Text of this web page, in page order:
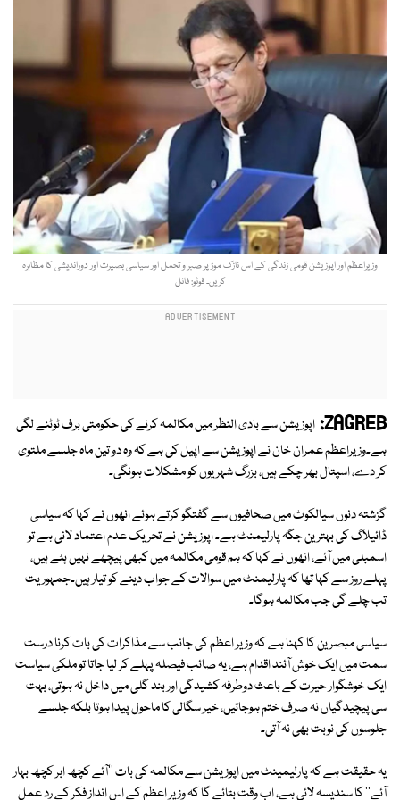
وزیراعظم اور اپوزیشن قومی زندگی کے اس نازک موڑ پر صبر و تحمل اور سیاسی بصیرت اور دوراندیشی کا مظاہرہ
کریں۔ فوٹو: فائل
ZAGREB: اپوزیشن سے بادی النظر میں مکالمہ کرنے کی حکومتی برف ٹوٹنے لگی
ہے۔وزیراعظم عمران خان نے اپوزیشن سے اپیل کی ہے کہ وہ دو تین ماہ جلسے ملتوی
کر دے، اسپتال بھر چکے ہیں، بزرگ شہریوں کو مشکلات ہونگی۔
گزشتہ دنوں سیالکوٹ میں صحافیوں سے گفتگو کرتے ہوئے انھوں نے کہا کہ سیاسی
ڈائیلاگ کی بہترین جگہ پارلیمنٹ ہے۔ اپوزیشن نے تحریک عدم اعتماد لانی ہے تو
اسمبلی میں آئے، انھوں نے کہا کہ ہم قومی مکالمہ میں کبھی پیچھے نہیں ہٹے ہیں،
پہلے روز سے کہا تھا کہ پارلیمنٹ میں سوالات کے جواب دینے کو تیار ہیں۔جمہوریت
تب چلے گی جب مکالمہ ہوگا۔
سیاسی مبصرین کا کہنا ہے کہ وزیر اعظم کی جانب سے مذاکرات کی بات کرنا درست
سمت میں ایک خوش آئند اقدام ہے، یہ صائب فیصلہ پہلے کر لیا جاتا تو ملکی سیاست
ایک خوشگوار حیرت کے باعث دوطرفہ کشیدگی اور بند گلی میں داخل نہ ہوتی، بہت
سی پیچیدگیاں نہ صرف ختم ہوجاتیں، خیر سگالی کا ماحول پیدا ہوتا بلکہ جلسے
جلوسوں کی نوبت بھی نہ آتی۔
یہ حقیقت ہے کہ پارلیمینٹ میں اپوزیشن سے مکالمہ کی بات ''آئے کچھ ابر کچھ بہار
آئے'' کا سندیسہ لائی ہے، اب وقت بتائے گا کہ وزیر اعظم کے اس انداز فکر کے رد عمل